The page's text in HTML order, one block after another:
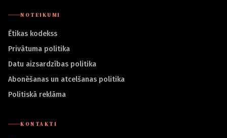
NOTEIKUMI
Ētikas kodekss
Privātuma politika
Datu aizsardzības politika
Abonēšanas un atcelšanas politika
Politiskā reklāma
KONTAKTI